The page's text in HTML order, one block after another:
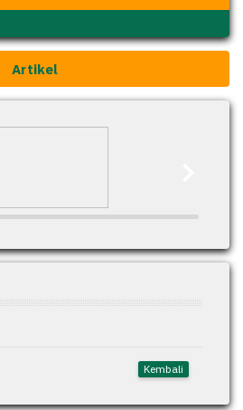
Artikel
Kembali